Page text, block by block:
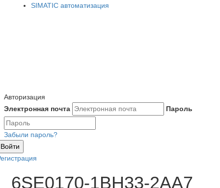
SIMATIC автоматизация
Авторизация
Электронная почта
Пароль
Забыли пароль?
Войти
6SE0170-1BH33-2AA7